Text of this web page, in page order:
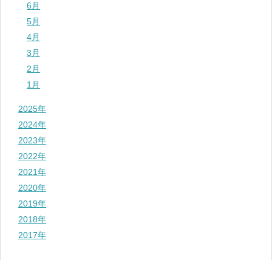
6月
5月
4月
3月
2月
1月
2025年
2024年
2023年
2022年
2021年
2020年
2019年
2018年
2017年